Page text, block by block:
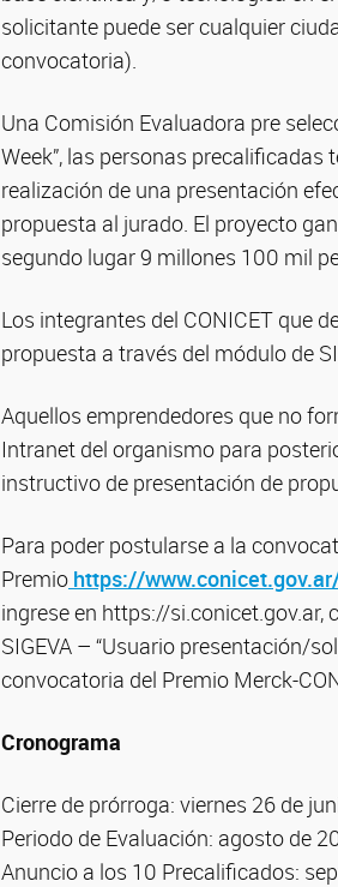
solicitante puede ser cualquier
convocatoria).
Una Comisión Evaluadora pre
Week”, las personas
realización de una presentación
propuesta al jurado. El proyecto
segundo lugar 9 millones 100 mil
Los integrantes del CONICET que
propuesta a través del módulo de
Aquellos emprendedores que no
Intranet del organismo para
instructivo de presentación de
Para poder postularse a la
Premio https://
ingrese en https://si.conicet.gov.ar,
SIGEVA – “Usuario presentación/
convocatoria del Premio Merck-
Cronograma
Cierre de prórroga: viernes 26 de
Periodo de Evaluación: agosto de
Anuncio a los 10 Precalificados: